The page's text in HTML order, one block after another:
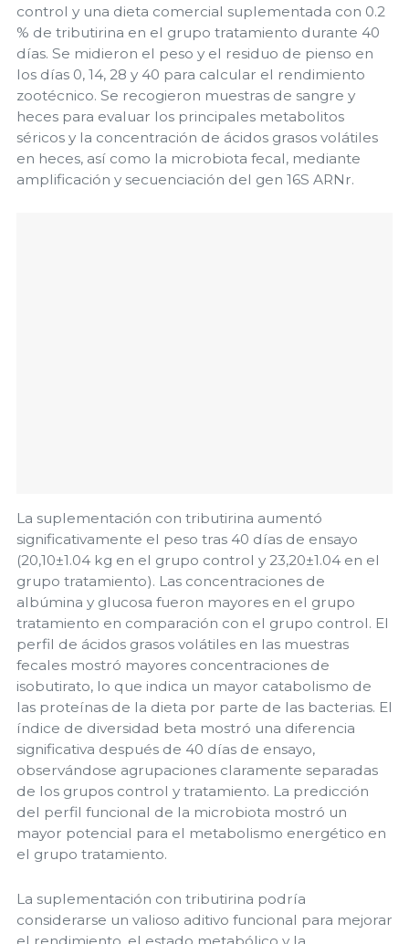
control y una dieta comercial suplementada con 0.2
% de tributirina en el grupo tratamiento durante 40
días. Se midieron el peso y el residuo de pienso en
los días 0, 14, 28 y 40 para calcular el rendimiento
zootécnico. Se recogieron muestras de sangre y
heces para evaluar los principales metabolitos
séricos y la concentración de ácidos grasos volátiles
en heces, así como la microbiota fecal, mediante
amplificación y secuenciación del gen 16S ARNr.
La suplementación con tributirina aumentó
significativamente el peso tras 40 días de ensayo
(20,10±1.04 kg en el grupo control y 23,20±1.04 en el
grupo tratamiento). Las concentraciones de
albúmina y glucosa fueron mayores en el grupo
tratamiento en comparación con el grupo control. El
perfil de ácidos grasos volátiles en las muestras
fecales mostró mayores concentraciones de
isobutirato, lo que indica un mayor catabolismo de
las proteínas de la dieta por parte de las bacterias. El
índice de diversidad beta mostró una diferencia
significativa después de 40 días de ensayo,
observándose agrupaciones claramente separadas
de los grupos control y tratamiento. La predicción
del perfil funcional de la microbiota mostró un
mayor potencial para el metabolismo energético en
el grupo tratamiento.
La suplementación con tributirina podría
considerarse un valioso aditivo funcional para mejorar